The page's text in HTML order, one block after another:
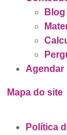
Blog
Agendar
Mapa do site
Política